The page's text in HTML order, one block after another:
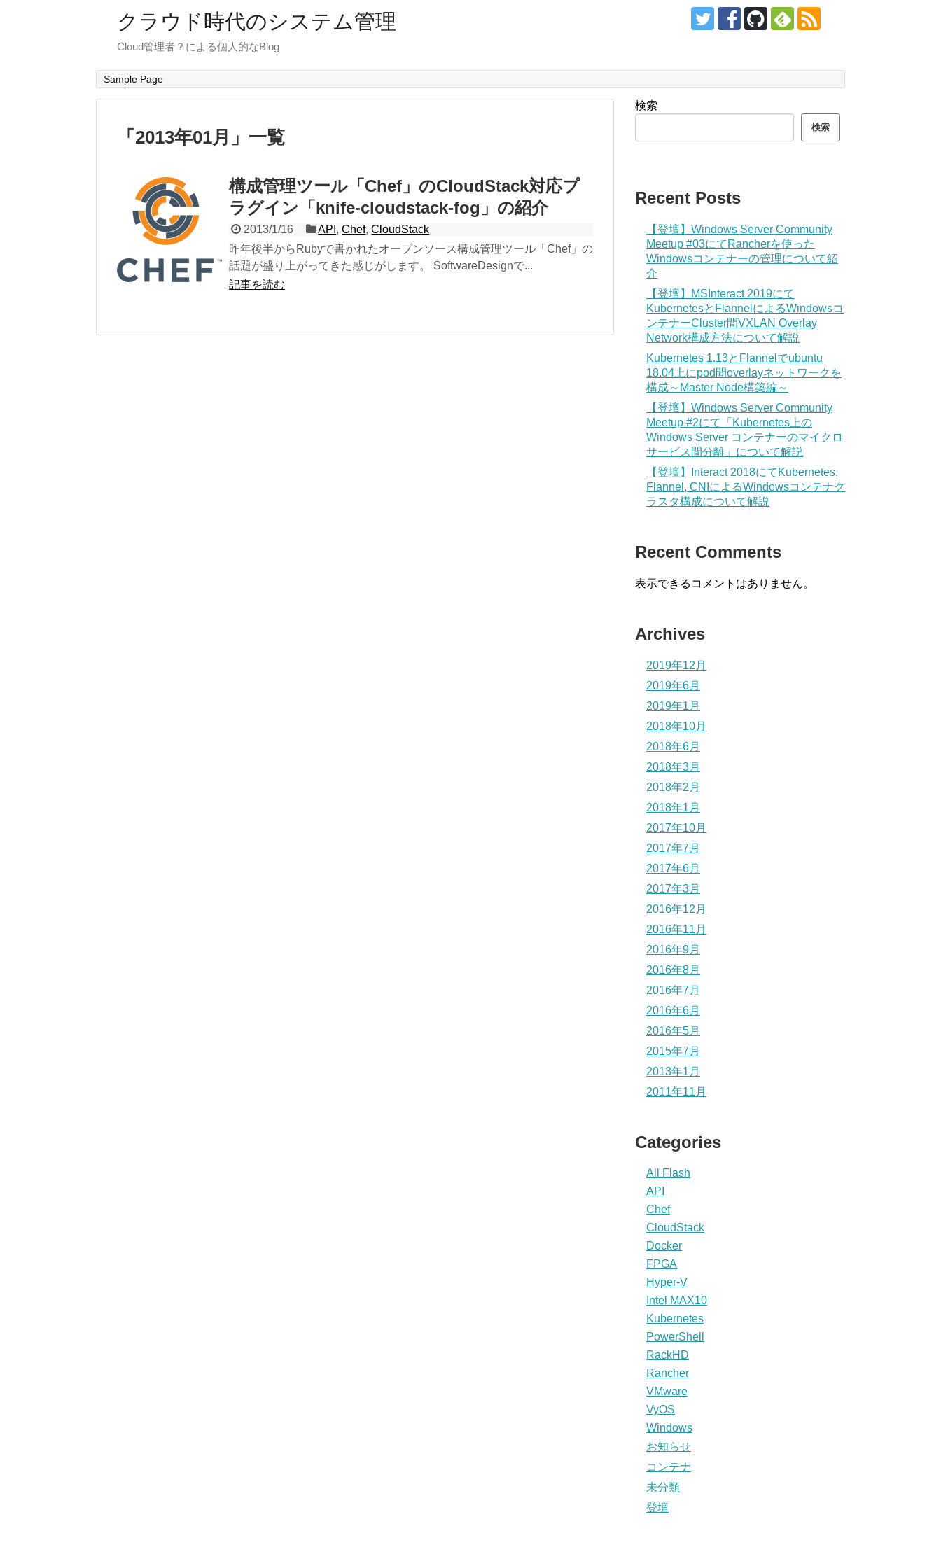
クラウド時代のシステム管理
Cloud管理者？による個人的なBlog
Sample Page
「 2013年01月 」 一覧
構成管理ツール「Chef」のCloudStack対応プ
ラグイン「knife-cloudstack-fog」の紹介
2013/1/16 API ,Chef,CloudStack
昨年後半からRubyで書かれたオープンソース構成管理ツール「Chef」の
話題が盛り上がってきた感じがします。 SoftwareDesignで...
記事を読む
検索
検索
Recent Posts
【登壇】Windows Server Community
Meetup #03にてRancherを使った
Windowsコンテナーの管理について紹
介
【登壇】MSInteract 2019にて
KubernetesとFlannelによるWindowsコ
ンテナーCluster間VXLAN Overlay
Network構成方法について解説
Kubernetes 1.13とFlannelでubuntu
18.04上にpod間overlayネットワークを
構成～Master Node構築編～
【登壇】Windows Server Community
Meetup #2にて「Kubernetes上の
Windows Server コンテナーのマイクロ
サービス間分離」について解説
【登壇】Interact 2018にてKubernetes,
Flannel, CNIによるWindowsコンテナク
ラスタ構成について解説
Recent Comments
表示できるコメントはありません。
Archives
2019年12月
2019年6月
2019年1月
2018年10月
2018年6月
2018年3月
2018年2月
2018年1月
2017年10月
2017年7月
2017年6月
2017年3月
2016年12月
2016年11月
2016年9月
2016年8月
2016年7月
2016年6月
2016年5月
2015年7月
2013年1月
2011年11月
Categories
All Flash
API
Chef
CloudStack
Docker
FPGA
Hyper-V
Intel MAX10
Kubernetes
PowerShell
RackHD
Rancher
VMware
VyOS
Windows
お知らせ
コンテナ
未分類
登壇